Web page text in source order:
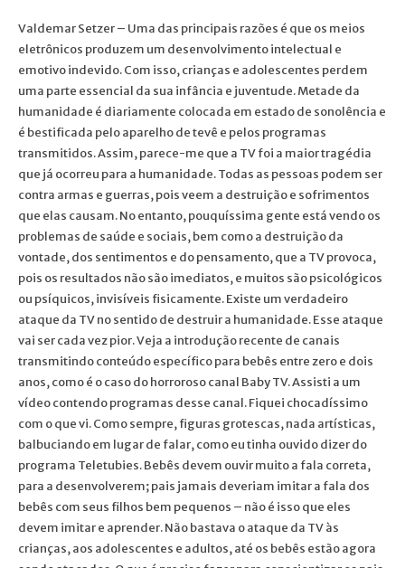
Valdemar Setzer – Uma das principais razões é que os meios
eletrônicos produzem um desenvolvimento intelectual e
emotivo indevido. Com isso, crianças e adolescentes perdem
uma parte essencial da sua infância e juventude. Metade da
humanidade é diariamente colocada em estado de sonolência e
é bestificada pelo aparelho de tevê e pelos programas
transmitidos. Assim, parece-me que a TV foi a maior tragédia
que já ocorreu para a humanidade. Todas as pessoas podem ser
contra armas e guerras, pois veem a destruição e sofrimentos
que elas causam. No entanto, pouquíssima gente está vendo os
problemas de saúde e sociais, bem como a destruição da
vontade, dos sentimentos e do pensamento, que a TV provoca,
pois os resultados não são imediatos, e muitos são psicológicos
ou psíquicos, invisíveis fisicamente. Existe um verdadeiro
ataque da TV no sentido de destruir a humanidade. Esse ataque
vai ser cada vez pior. Veja a introdução recente de canais
transmitindo conteúdo específico para bebês entre zero e dois
anos, como é o caso do horroroso canal Baby TV. Assisti a um
vídeo contendo programas desse canal. Fiquei chocadíssimo
com o que vi. Como sempre, figuras grotescas, nada artísticas,
balbuciando em lugar de falar, como eu tinha ouvido dizer do
programa Teletubies. Bebês devem ouvir muito a fala correta,
para a desenvolverem; pais jamais deveriam imitar a fala dos
bebês com seus filhos bem pequenos – não é isso que eles
devem imitar e aprender. Não bastava o ataque da TV às
crianças, aos adolescentes e adultos, até os bebês estão agora